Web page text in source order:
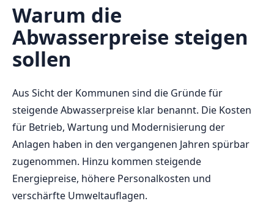
Warum die
Abwasserpreise steigen
sollen
Aus Sicht der Kommunen sind die Gründe für
steigende Abwasserpreise klar benannt. Die Kosten
für Betrieb, Wartung und Modernisierung der
Anlagen haben in den vergangenen Jahren spürbar
zugenommen. Hinzu kommen steigende
Energiepreise, höhere Personalkosten und
verschärfte Umweltauflagen.